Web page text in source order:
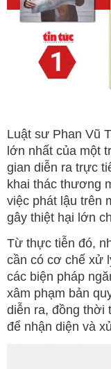
Luật sư Phan Vũ
lớn nhất của một
gian diễn ra trực
khai thác thương
việc phát lậu trên
gây thiệt hại lớn
Từ thực tiễn đó,
cần có cơ chế xử
các biện pháp
xâm phạm bản
diễn ra, đồng thời
để nhận diện và